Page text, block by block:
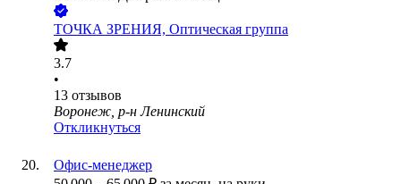
ТОЧКА ЗРЕНИЯ, Оптическая группа
3.7
•
13 отзывов
Воронеж, р-н Ленинский
Откликнуться
Офис-менеджер